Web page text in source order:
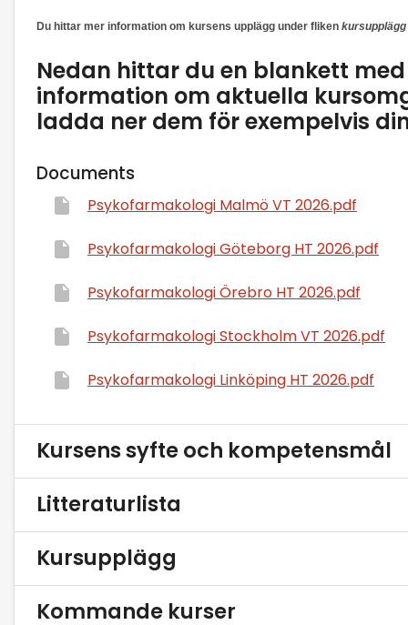
Du hittar mer information om kursens upplägg under fliken kursupplägg
Nedan hittar du en blankett
information om aktuella
ladda ner dem för exempelvis
Documents
Psykofarmakologi Malmö VT 2026.pdf
Psykofarmakologi Göteborg HT 2026.pdf
Psykofarmakologi Örebro HT 2026.pdf
Psykofarmakologi Stockholm VT 2026.pdf
Psykofarmakologi Linköping HT 2026.pdf
Kursens syfte och kompetensmål
Litteraturlista
Kursupplägg
Kommande kurser